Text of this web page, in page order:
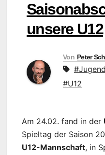
unsere U12
Von Peter
#Jugend
#U12
Am 24.02. fand in der
Spieltag der Saison
U12-Mannschaft, in